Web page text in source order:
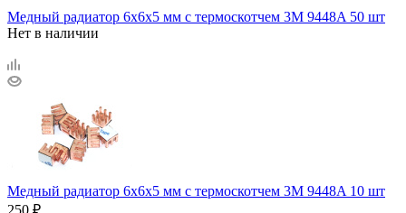
Медный радиатор 6х6х5 мм с термоскотчем 3M 9448A 50 шт
Нет в наличии
Медный радиатор 6х6х5 мм с термоскотчем 3M 9448A 10 шт
250 ₽